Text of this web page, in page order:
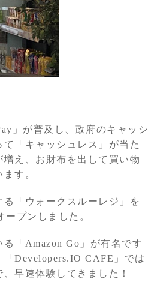
」が普及し、政府のキャッシ
「キャッシュレス」が当た
え、お財布を出して買い物
す。
「ウォークスルーレジ」を
プンしました。
「Amazon Go」が有名です
Developers.IO CAFE」では
早速体験してきました！